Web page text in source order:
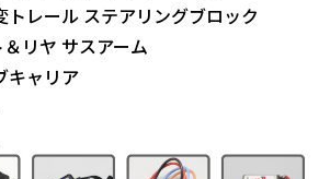
レール ステアリングブロック
リヤ サスアーム
キャリア